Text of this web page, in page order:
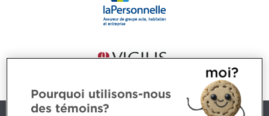
Pourquoi utilisons-nous
des témoins?